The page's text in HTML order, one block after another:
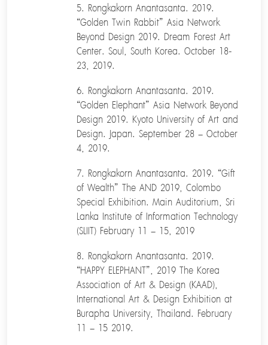
5. Rongkakorn Anantasanta. 2019.
“Golden Twin Rabbit” Asia Network
Beyond Design 2019. Dream Forest Art
Center. Soul, South Korea. October 18-
23, 2019.
6. Rongkakorn Anantasanta. 2019.
“Golden Elephant” Asia Network Beyond
Design 2019. Kyoto University of Art and
Design. Japan. September 28 – October
4, 2019.
7. Rongkakorn Anantasanta. 2019. “Gift
of Wealth” The AND 2019, Colombo
Special Exhibition. Main Auditorium, Sri
Lanka Institute of Information Technology
(SLIIT) February 11 – 15, 2019
8. Rongkakorn Anantasanta. 2019.
“HAPPY ELEPHANT”, 2019 The Korea
Association of Art & Design (KAAD),
International Art & Design Exhibition at
Burapha University, Thailand. February
11 – 15 2019.